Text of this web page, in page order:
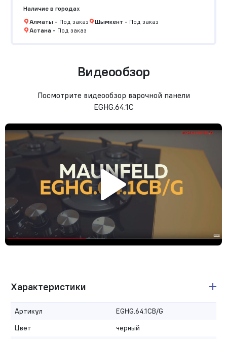
Наличие в городах
Алматы- Под заказ Шымкент - Под заказ
Астана- Под заказ
Видеообзор
Посмотрите видеообзор варочной панели
EGHG.64.1C
Характеристики
Артикул
EGHG.64.1CB/G
Цвет
черный